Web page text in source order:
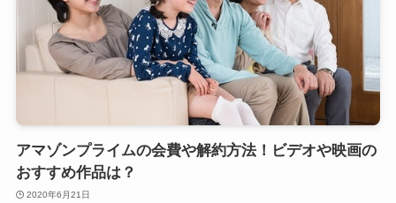
アマゾンプライムの会費や解約方法！ビデオや映画の
おすすめ作品は？
2020年6月21日